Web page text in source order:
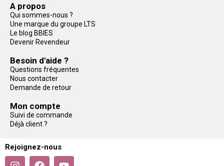
A propos
Qui sommes-nous ?
Une marque du groupe LTS
Le blog BBIES
Devenir Revendeur
Besoin d'aide ?
Questions fréquentes
Nous contacter
Demande de retour
Mon compte
Suivi de commande
Déjà client ?
Rejoignez-nous